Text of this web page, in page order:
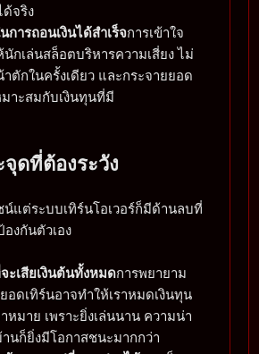
จริง
การถอนเงินได้สำเร็จการเข้าใจ
กเล่นสล็อตบริหารความเสี่ยง ไม่
ตักในครั้งเดียว และกระจายยอด
าะสมกับเงินทุนที่มี
ดที่ต้องระวัง
แต่ระบบเทิร์นโอเวอร์ก็มีด้านลบที่
องกันตัวเอง
ะเสียเงินต้นทั้งหมดการพยายาม
ดเทิร์นอาจทำให้เราหมดเงินทุน
หมาย เพราะยิ่งเล่นนาน ความน่า
นก็ยิ่งมีโอกาสชนะมากกว่า